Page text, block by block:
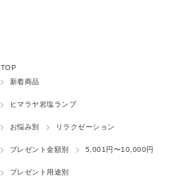
TOP
新着商品
ヒマラヤ岩塩ランプ
お悩み別 リラクゼーション
プレゼント金額別 5,001円〜10,000円
プレゼント用途別